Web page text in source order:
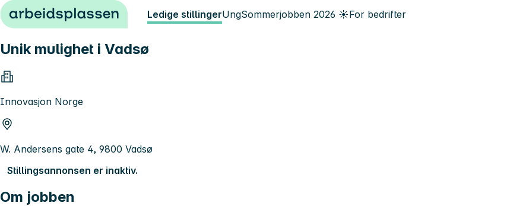
Hopp til innhold Ledige stillingerUngSommerjobben 2026 ☀️For bedrifter
Unik mulighet i Vadsø
Innovasjon Norge
W. Andersens gate 4, 9800 Vadsø
Stillingsannonsen er inaktiv.
Om jobben